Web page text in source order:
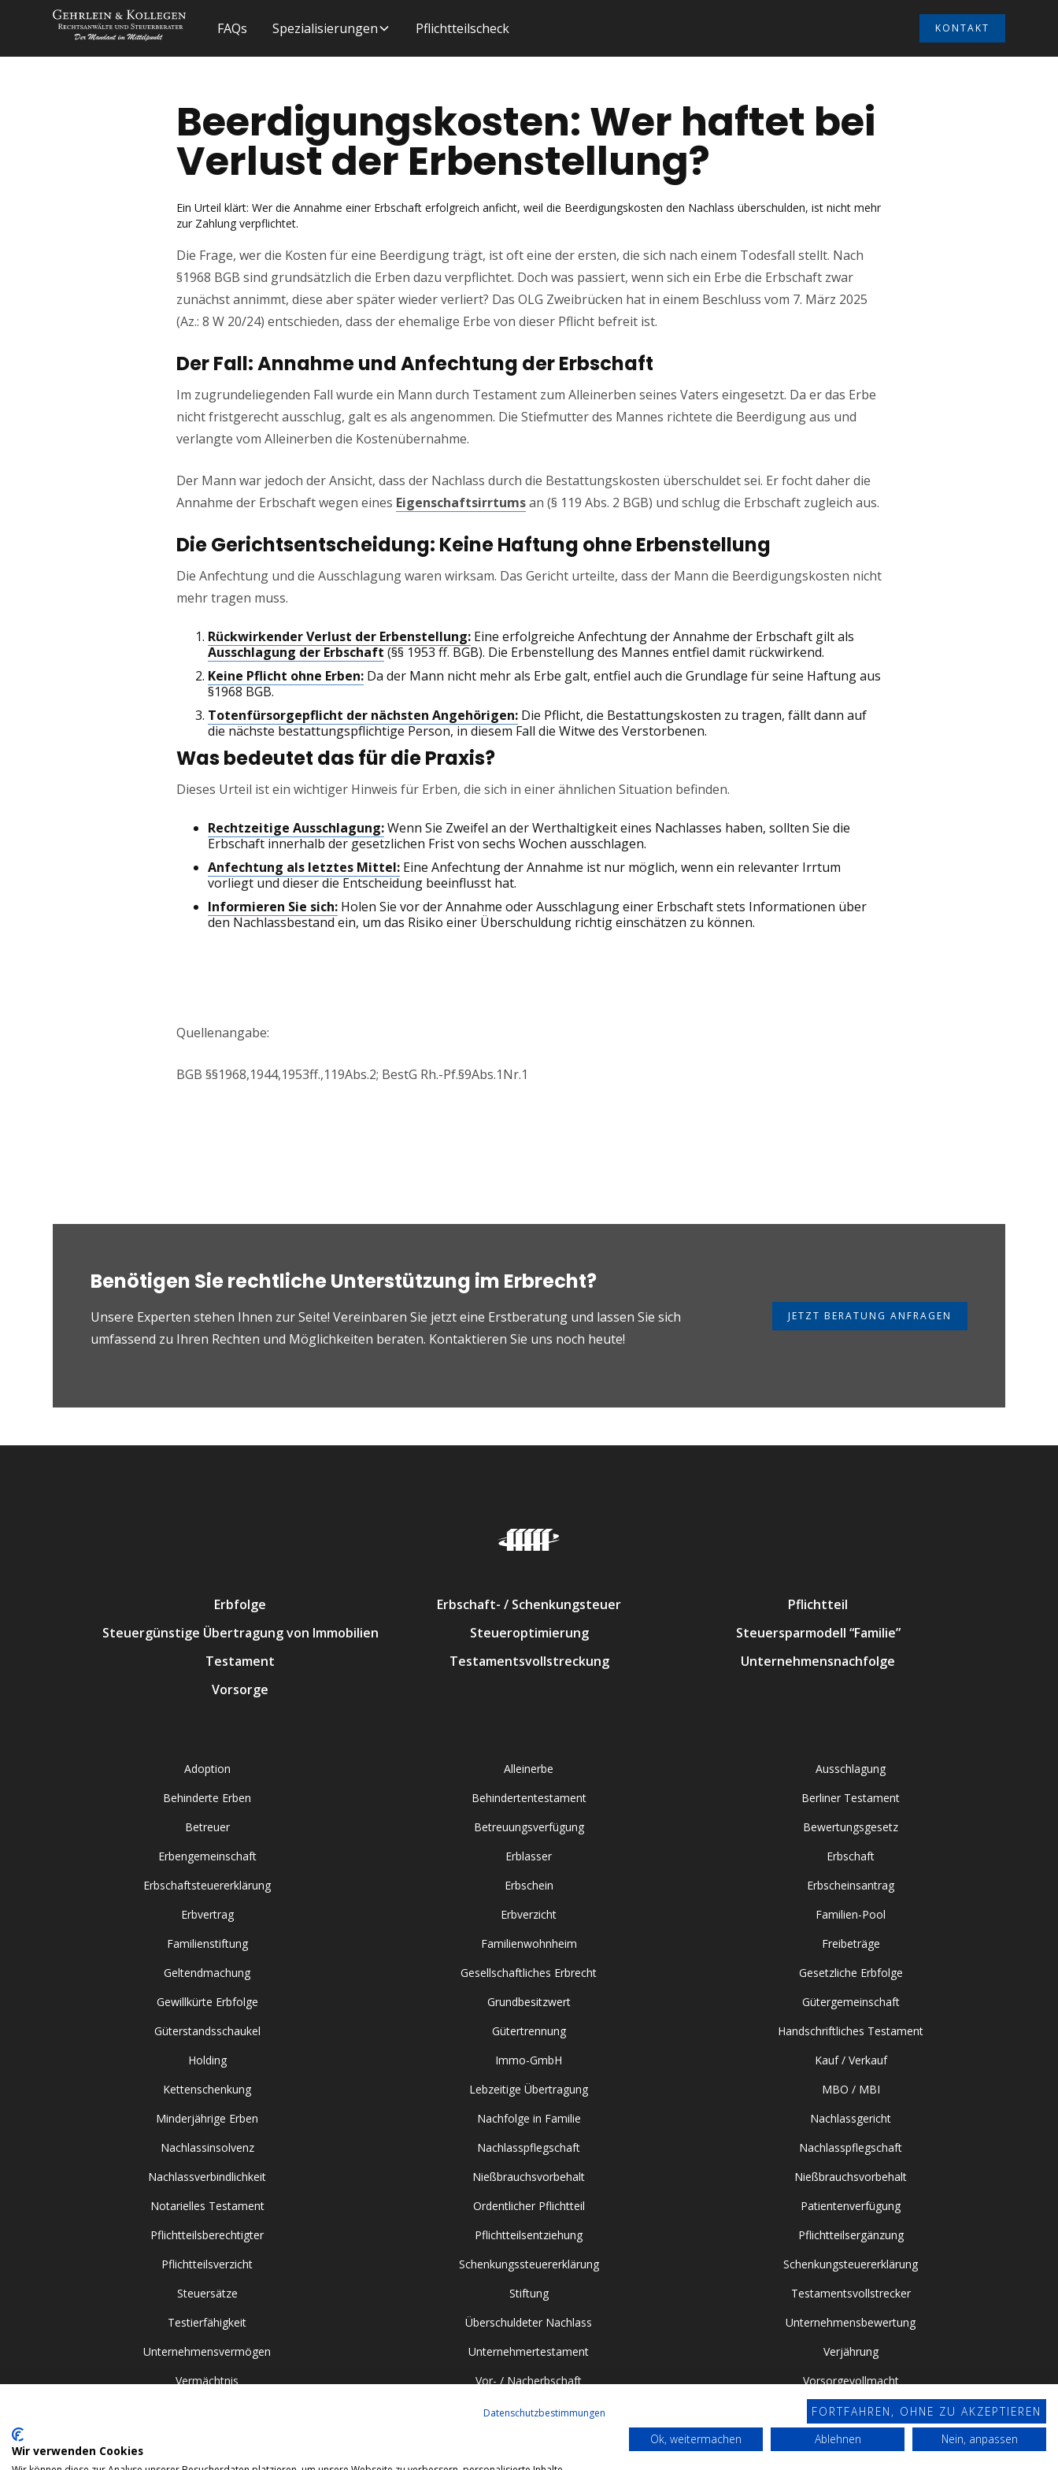
FAQs Spezialisierungen Pflichtteilscheck KONTAKT
Beerdigungskosten: Wer haftet bei
Verlust der Erbenstellung?
Ein Urteil klärt: Wer die Annahme einer Erbschaft erfolgreich anficht, weil die Beerdigungskosten den Nachlass überschulden, ist nicht mehr
zur Zahlung verpflichtet.
Die Frage, wer die Kosten für eine Beerdigung trägt, ist oft eine der ersten, die sich nach einem Todesfall stellt. Nach
§1968 BGB sind grundsätzlich die Erben dazu verpflichtet. Doch was passiert, wenn sich ein Erbe die Erbschaft zwar
zunächst annimmt, diese aber später wieder verliert? Das OLG Zweibrücken hat in einem Beschluss vom 7. März 2025
(Az.: 8 W 20/24) entschieden, dass der ehemalige Erbe von dieser Pflicht befreit ist.
Der Fall: Annahme und Anfechtung der Erbschaft
Im zugrundeliegenden Fall wurde ein Mann durch Testament zum Alleinerben seines Vaters eingesetzt. Da er das Erbe
nicht fristgerecht ausschlug, galt es als angenommen. Die Stiefmutter des Mannes richtete die Beerdigung aus und
verlangte vom Alleinerben die Kostenübernahme.
Der Mann war jedoch der Ansicht, dass der Nachlass durch die Bestattungskosten überschuldet sei. Er focht daher die
Annahme der Erbschaft wegen eines Eigenschaftsirrtumsan (§ 119 Abs. 2 BGB) und schlug die Erbschaft zugleich aus.
Die Gerichtsentscheidung: Keine Haftung ohne Erbenstellung
Die Anfechtung und die Ausschlagung waren wirksam. Das Gericht urteilte, dass der Mann die Beerdigungskosten nicht
mehr tragen muss.
Rückwirkender Verlust der Erbenstellung: Eine erfolgreiche Anfechtung der Annahme der Erbschaft gilt als
Ausschlagung der Erbschaft (§§ 1953 ff. BGB). Die Erbenstellung des Mannes entfiel damit rückwirkend.
Keine Pflicht ohne Erben: Da der Mann nicht mehr als Erbe galt, entfiel auch die Grundlage für seine Haftung aus
§1968 BGB.
Totenfürsorgepflicht der nächsten Angehörigen: Die Pflicht, die Bestattungskosten zu tragen, fällt dann auf
die nächste bestattungspflichtige Person, in diesem Fall die Witwe des Verstorbenen.
Was bedeutet das für die Praxis?
Dieses Urteil ist ein wichtiger Hinweis für Erben, die sich in einer ähnlichen Situation befinden.
Rechtzeitige Ausschlagung:Wenn Sie Zweifel an der Werthaltigkeit eines Nachlasses haben, sollten Sie die
Erbschaft innerhalb der gesetzlichen Frist von sechs Wochen ausschlagen.
Anfechtung als letztes Mittel: Eine Anfechtung der Annahme ist nur möglich, wenn ein relevanter Irrtum
vorliegt und dieser die Entscheidung beeinflusst hat.
Informieren Sie sich: Holen Sie vor der Annahme oder Ausschlagung einer Erbschaft stets Informationen über
den Nachlassbestand ein, um das Risiko einer Überschuldung richtig einschätzen zu können.
Quellenangabe:
BGB §§1968,1944,1953ff.,119Abs.2; BestG Rh.-Pf.§9Abs.1Nr.1
Benötigen Sie rechtliche Unterstützung im Erbrecht?
Unsere Experten stehen Ihnen zur Seite! Vereinbaren Sie jetzt eine Erstberatung und lassen Sie sich
umfassend zu Ihren Rechten und Möglichkeiten beraten. Kontaktieren Sie uns noch heute!
JETZT BERATUNG ANFRAGEN
Erbfolge Erbschaft- / Schenkungsteuer
Pflichtteil
Steuergünstige Übertragung von Immobilien
Steueroptimierung
Steuersparmodell “Familie”
Testament
Testamentsvollstreckung
Unternehmensnachfolge
Vorsorge
Adoption Alleinerbe
Ausschlagung
Behinderte Erben
Behindertentestament
Berliner Testament
Betreuer
Betreuungsverfügung
Bewertungsgesetz
Erbengemeinschaft
Erblasser
Erbschaft
Erbschaftsteuererklärung
Erbschein
Erbscheinsantrag
Erbvertrag
Erbverzicht
Familien-Pool
Familienstiftung
Familienwohnheim
Freibeträge
Geltendmachung
Gesellschaftliches Erbrecht
Gesetzliche Erbfolge
Gewillkürte Erbfolge
Grundbesitzwert
Gütergemeinschaft
Güterstandsschaukel
Gütertrennung
Handschriftliches Testament
Holding
Immo-GmbH
Kauf / Verkauf
Kettenschenkung
Lebzeitige Übertragung
MBO / MBI
Minderjährige Erben
Nachfolge in Familie
Nachlassgericht
Nachlassinsolvenz
Nachlasspflegschaft
Nachlasspflegschaft
Nachlassverbindlichkeit
Nießbrauchsvorbehalt
Nießbrauchsvorbehalt
Notarielles Testament
Ordentlicher Pflichtteil
Patientenverfügung
Pflichtteilsberechtigter
Pflichtteilsentziehung
Pflichtteilsergänzung
Pflichtteilsverzicht
Schenkungssteuererklärung
Schenkungsteuererklärung
Steuersätze
Stiftung
Testamentsvollstrecker
Testierfähigkeit
Überschuldeter Nachlass
Unternehmensbewertung
Unternehmensvermögen
Unternehmertestament
Verjährung
Vermächtnis
Vor- / Nacherbschaft
Vorsorgevollmacht
© 2024 Gehrlein & Kollegen GbR. All rights reserved. Datenschutz Impressum Webdesign by Conviso
FORTFAHREN, OHNE ZU AKZEPTIEREN
Datenschutzbestimmungen
Wir verwenden Cookies
Ok, weitermachen Ablehnen Nein, anpassen